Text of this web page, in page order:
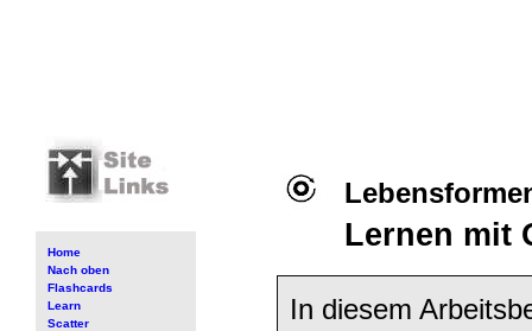
Home
Nach oben
Flashcards
Learn
Scatter
Lernen mit
In diesem